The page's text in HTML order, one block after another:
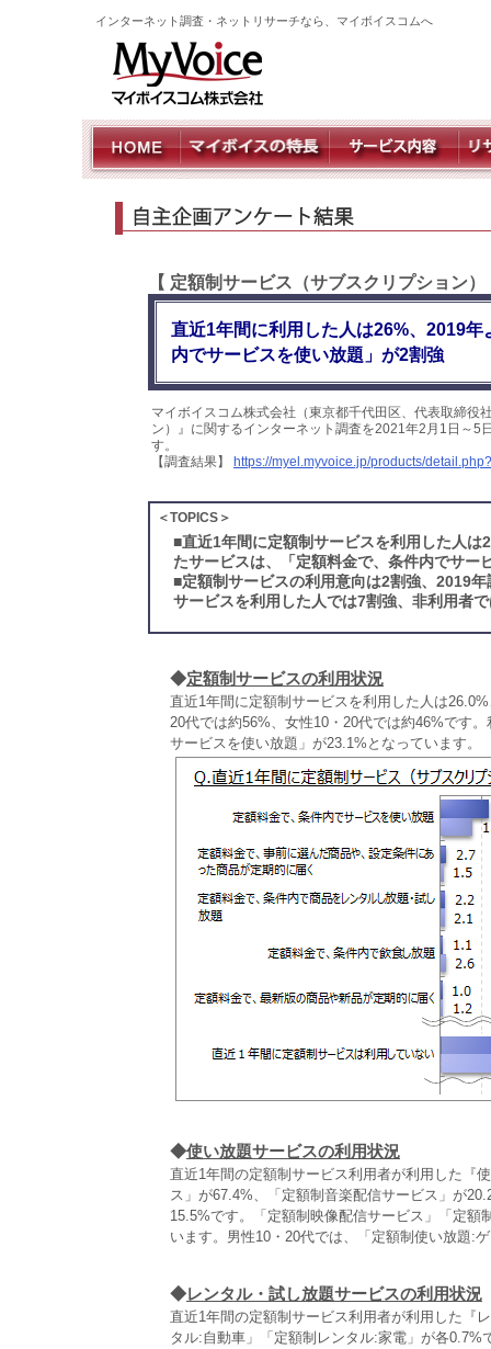
インターネット調査・ネットリサーチなら、マイボイスコムへ
【 定額制サービス（サブスクリプション
直近1年間に利用した人は26%、2019
内でサービスを使い放題」が2割強
マイボイスコム株式会社（東京都千代田区、代表取締
ン）』に関するインターネット調査を2021年2月1日～
す。
【調査結果】
https://myel.myvoice.jp/products/
＜TOPICS＞
■直近1年間に定額制サービスを利用した人
たサービスは、「定額料金で、条件内でサー
■定額制サービスの利用意向は2割強、2019
サービスを利用した人では7割強、非利用者
◆定額制サービスの利用状況
直近1年間に定額制サービスを利用した人は
20代では約56%、女性10・20代では約46%です
サービスを使い放題」が23.1%となっています。
◆使い放題サービスの利用状況
直近1年間の定額制サービス利用者が利用した『
ス」が67.4%、「定額制音楽配信サービス」が
15.5%です。「定額制映像配信サービス」「定
います。男性10・20代では、「定額制使い放題:
◆レンタル・試し放題サービスの利用状況
直近1年間の定額制サービス利用者が利用した『
タル:自動車」「定額制レンタル:家電」が各